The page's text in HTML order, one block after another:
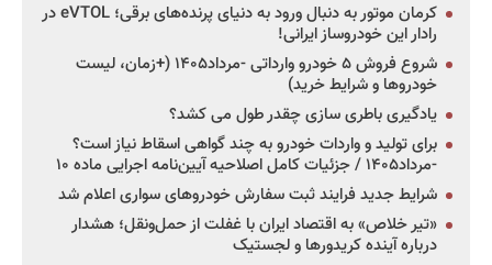
کرمان موتور به دنبال ورود به دنیای پرنده‌های برقی؛ eVTOL در
رادار این خودروساز ایرانی!
شروع فروش ۵ خودرو وارداتی -مرداد۱۴۰۵ (+زمان، لیست
خودروها و شرایط خرید)
یادگیری باطری سازی چقدر طول می کشد؟
برای تولید و واردات خودرو به چند گواهی اسقاط نیاز است؟
-مرداد۱۴۰۵ / جزئیات کامل اصلاحیه آیین‌نامه اجرایی ماده ۱۰
شرایط جدید فرایند ثبت سفارش خودروهای سواری اعلام شد
«تیر خلاص» به اقتصاد ایران با غفلت از حمل‌ونقل؛ هشدار
درباره آینده کریدورها و لجستیک